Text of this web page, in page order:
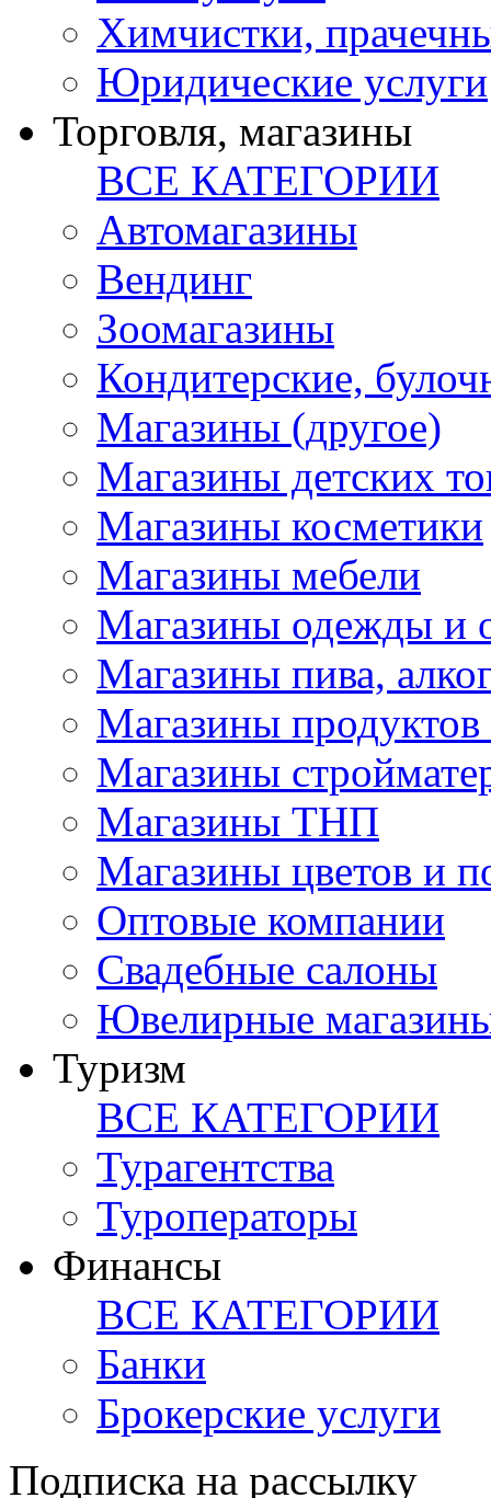
Химчистки,
Юридические услуги
Торговля, магазины
ВСЕ КАТЕГОРИИ
Автомагазины
Вендинг
Зоомагазины
Кондитерские,
Магазины (другое)
Магазины детских
Магазины косметики
Магазины мебели
Магазины одежды и
Магазины пива,
Магазины продуктов
Магазины
Магазины ТНП
Магазины цветов и
Оптовые компании
Свадебные салоны
Ювелирные
Туризм
ВСЕ КАТЕГОРИИ
Турагентства
Туроператоры
Финансы
ВСЕ КАТЕГОРИИ
Банки
Брокерские услуги
Подписка на рассылку